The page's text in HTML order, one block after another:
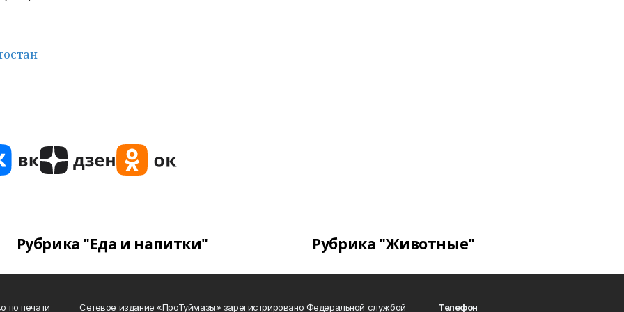
Рубрика "Еда и напитки" Рубрика "Животные"
по печати Сетевое издание «ПроТуймазы» зарегистрировано Федеральной службой Телефон